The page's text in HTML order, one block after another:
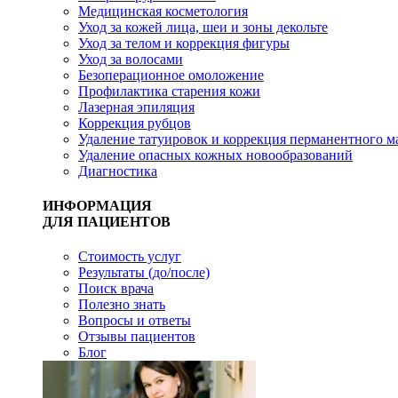
Медицинская косметология
Уход за кожей лица, шеи и зоны декольте
Уход за телом и коррекция фигуры
Уход за волосами
Безоперационное омоложение
Профилактика старения кожи
Лазерная эпиляция
Коррекция рубцов
Удаление татуировок и коррекция перманентного
Удаление опасных кожных новообразований
Диагностика
ИНФОРМАЦИЯ
ДЛЯ ПАЦИЕНТОВ
Стоимость услуг
Результаты (до/после)
Поиск врача
Полезно знать
Вопросы и ответы
Отзывы пациентов
Блог